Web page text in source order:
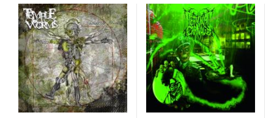
Voir
en
tant
que: